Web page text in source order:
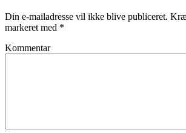
Din e-mailadresse vil ikke blive publiceret.
markeret med *
Kommentar